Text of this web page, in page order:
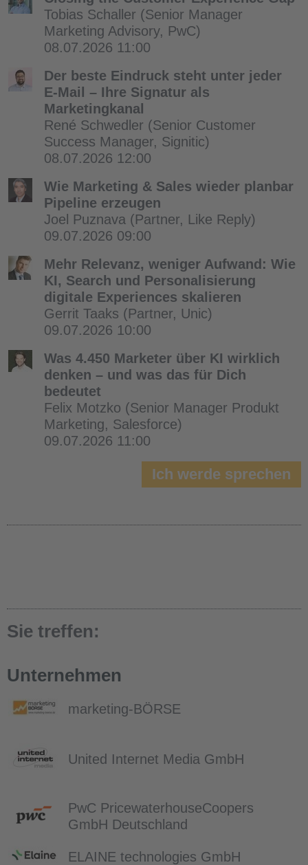
Tobias Schaller (Senior Manager
Marketing Advisory, PwC)
08.07.2026 11:00
Der beste Eindruck steht unter jeder
E-Mail – Ihre Signatur als
Marketingkanal
René Schwedler (Senior Customer
Success Manager, Signitic)
08.07.2026 12:00
Wie Marketing & Sales wieder planbar
Pipeline erzeugen
Joel Puznava (Partner, Like Reply)
09.07.2026 09:00
Mehr Relevanz, weniger Aufwand: Wie
KI, Search und Personalisierung
digitale Experiences skalieren
Gerrit Taaks (Partner, Unic)
09.07.2026 10:00
Was 4.450 Marketer über KI wirklich
denken – und was das für Dich
bedeutet
Felix Motzko (Senior Manager Produkt
Marketing, Salesforce)
09.07.2026 11:00
Ich werde sprechen
Sie treffen:
Unternehmen
marketing-BÖRSE
United Internet Media GmbH
PwC PricewaterhouseCoopers
GmbH Deutschland
ELAINE technologies GmbH